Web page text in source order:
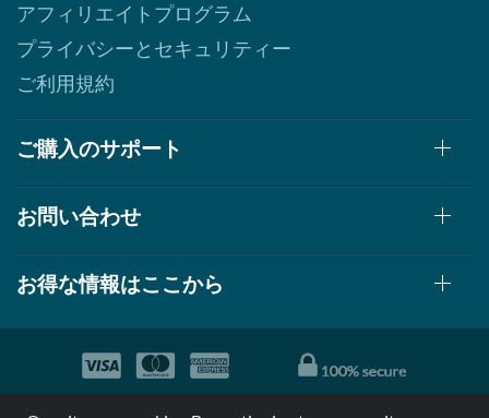
アフィリエイトプログラム
プライバシーとセキュリティー
ご利用規約
ご購入のサポート
お問い合わせ
お得な情報はここから